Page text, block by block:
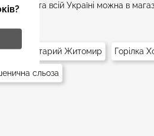
Києву та всій Україні можна в
Горілка Старий Житомир Горілка
сльоза